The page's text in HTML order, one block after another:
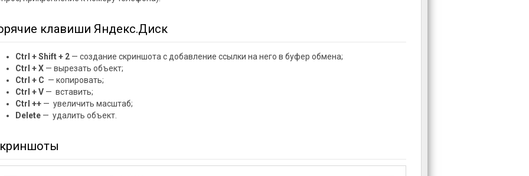
клавиши Яндекс.Диск
Ctrl + Shift + 2 — создание скриншота с добавление ссылки на него в буфер обмена;
Ctrl + X — вырезать объект;
Ctrl + C — копировать;
Ctrl + V — вставить;
Ctrl ++ — увеличить масштаб;
Delete — удалить объект.